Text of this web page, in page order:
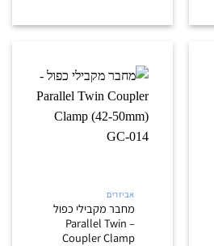
אביזרים
מחבר מקבילי כפול
– Parallel Twin
Coupler Clamp